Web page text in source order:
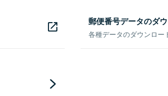
郵便番号データのダ
各種データのダウンロー